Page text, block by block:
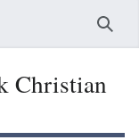
Søg
Christian